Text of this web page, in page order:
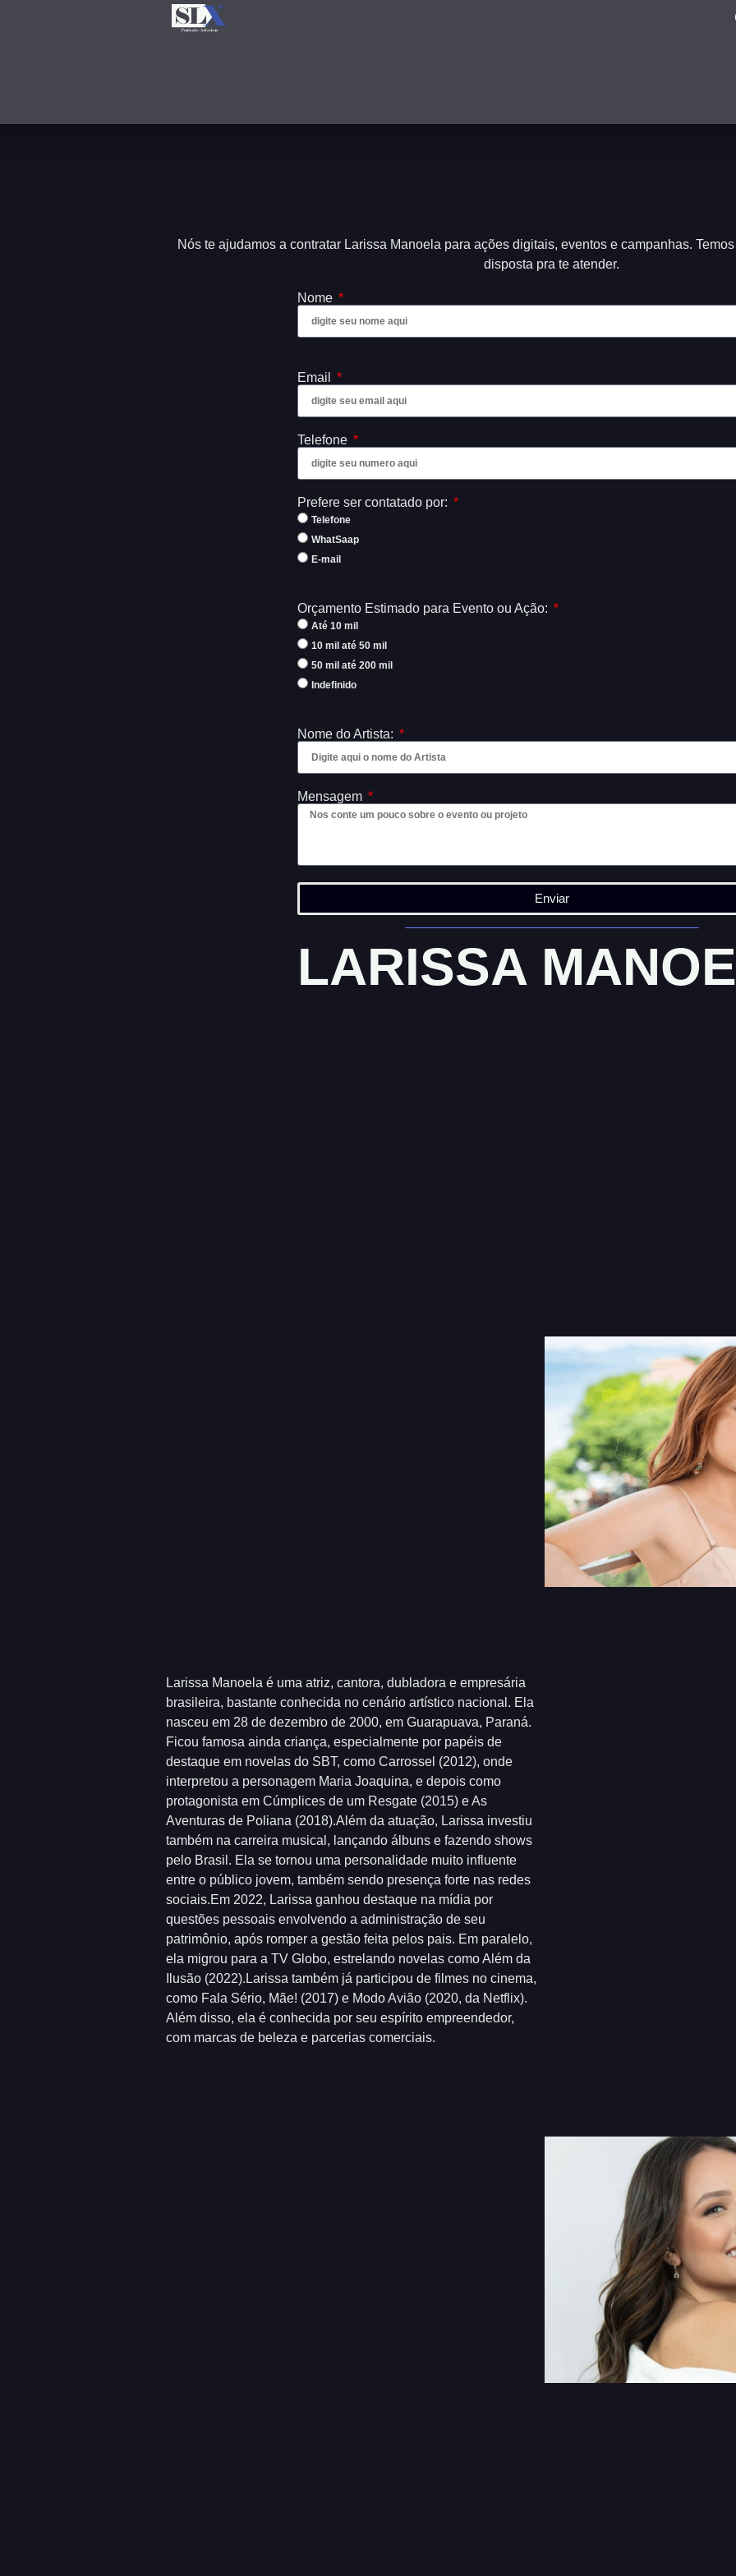
Nós te ajudamos a contratar Larissa Manoela para ações digitais, eventos e campanhas.
disposta pra te atender.
Nome
Email
Telefone
Prefere ser contatado por:
Telefone
WhatSaap
E-mail
Orçamento Estimado para Evento ou Ação:
Até 10 mil
10 mil até 50 mil
50 mil até 200 mil
Indefinido
Nome do Artista:
Mensagem
Enviar
LARISSA
Larissa Manoela é uma atriz, cantora, dubladora e empresária
brasileira, bastante conhecida no cenário artístico nacional. Ela
nasceu em 28 de dezembro de 2000, em Guarapuava, Paraná.
Ficou famosa ainda criança, especialmente por papéis de
destaque em novelas do SBT, como Carrossel (2012), onde
interpretou a personagem Maria Joaquina, e depois como
protagonista em Cúmplices de um Resgate (2015) e As
Aventuras de Poliana (2018).Além da atuação, Larissa investiu
também na carreira musical, lançando álbuns e fazendo shows
pelo Brasil. Ela se tornou uma personalidade muito influente
entre o público jovem, também sendo presença forte nas redes
sociais.Em 2022, Larissa ganhou destaque na mídia por
questões pessoais envolvendo a administração de seu
patrimônio, após romper a gestão feita pelos pais. Em paralelo,
ela migrou para a TV Globo, estrelando novelas como Além da
Ilusão (2022).Larissa também já participou de filmes no cinema,
como Fala Sério, Mãe! (2017) e Modo Avião (2020, da Netflix).
Além disso, ela é conhecida por seu espírito empreendedor,
com marcas de beleza e parcerias comerciais.